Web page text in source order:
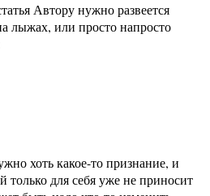
Автору нужно развеется
лыжах, или просто напросто
хоть какое-то признание, и
только для себя уже не приносит